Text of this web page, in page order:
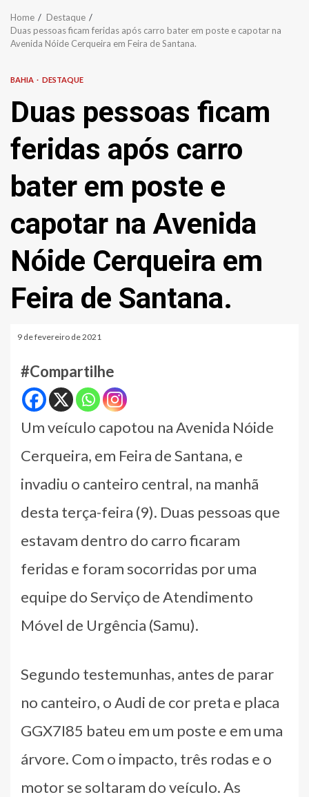
Home
Destaque
Duas pessoas ficam feridas após carro bater em poste e capotar na
Avenida Nóide Cerqueira em Feira de Santana.
BAHIA DESTAQUE
Duas pessoas ficam
feridas após carro
bater em poste e
capotar na Avenida
Nóide Cerqueira em
Feira de Santana.
9 de fevereiro de 2021
#Compartilhe
Um veículo capotou na Avenida Nóide
Cerqueira, em Feira de Santana, e
invadiu o canteiro central, na manhã
desta terça-feira (9). Duas pessoas que
estavam dentro do carro ficaram
feridas e foram socorridas por uma
equipe do Serviço de Atendimento
Móvel de Urgência (Samu).
Segundo testemunhas, antes de parar
no canteiro, o Audi de cor preta e placa
GGX7I85 bateu em um poste e em uma
árvore. Com o impacto, três rodas e o
motor se soltaram do veículo. As